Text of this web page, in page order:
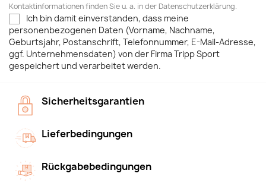
Kontaktinformationen finden Sie u. a. in der Datenschutzerklärung.
Ich bin damit einverstanden, dass meine
personenbezogenen Daten (Vorname, Nachname,
Geburtsjahr, Postanschrift, Telefonnummer, E-Mail-Adresse,
ggf. Unternehmensdaten) von der Firma Tripp Sport
gespeichert und verarbeitet werden.
Sicherheitsgarantien
Lieferbedingungen
Rückgabebedingungen